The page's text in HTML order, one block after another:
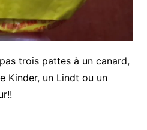
trois pattes à un canard,
Kinder, un Lindt ou un